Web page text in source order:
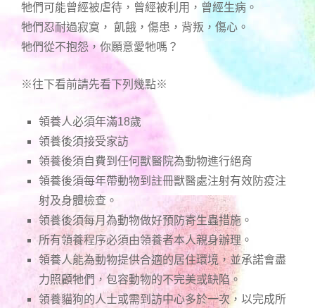
牠們可能曾經被虐待，曾經被利用，曾經生病。
牠們忍耐過寂寞， 飢餓，傷患，背叛，傷心。
牠們從不抱怨，你願意愛牠嗎？
※往下看前請先看下列幾點※
領養人必須年滿18歲
領養後須接受家訪
領養後須自費到任何獸醫院為動物進行絕育
領養後須每年帶動物到註冊獸醫處注射有效防疫注
射及身體檢查。
領養後須每月為動物做好預防寄生蟲措施。
所有領養程序必須由領養者本人親身辦理。
領養人能為動物提供合適的居住環境，並承諾會盡
力照顧牠們，包容動物的不完美或缺陷。
領養貓狗的人士或需到訪中心多於一次，以完成所